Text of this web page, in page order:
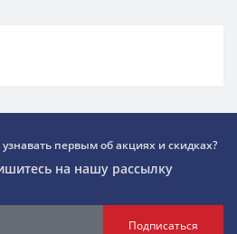
узнавать первым об акциях и скидках?
на нашу рассылку
Подписаться